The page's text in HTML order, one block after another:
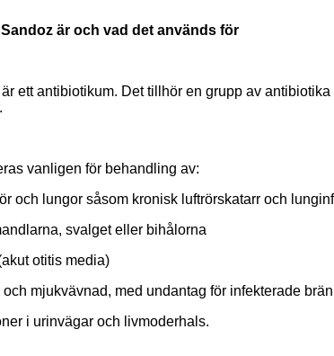
är och vad det används för
ett antibiotikum. Det tillhör en grupp av
vanligen för behandling av:
och lungor såsom kronisk luftrörskatarr och
svalget eller bihålorna
otitis media)
mjukvävnad, med undantag för infekterade
i urinvägar och livmoderhals.